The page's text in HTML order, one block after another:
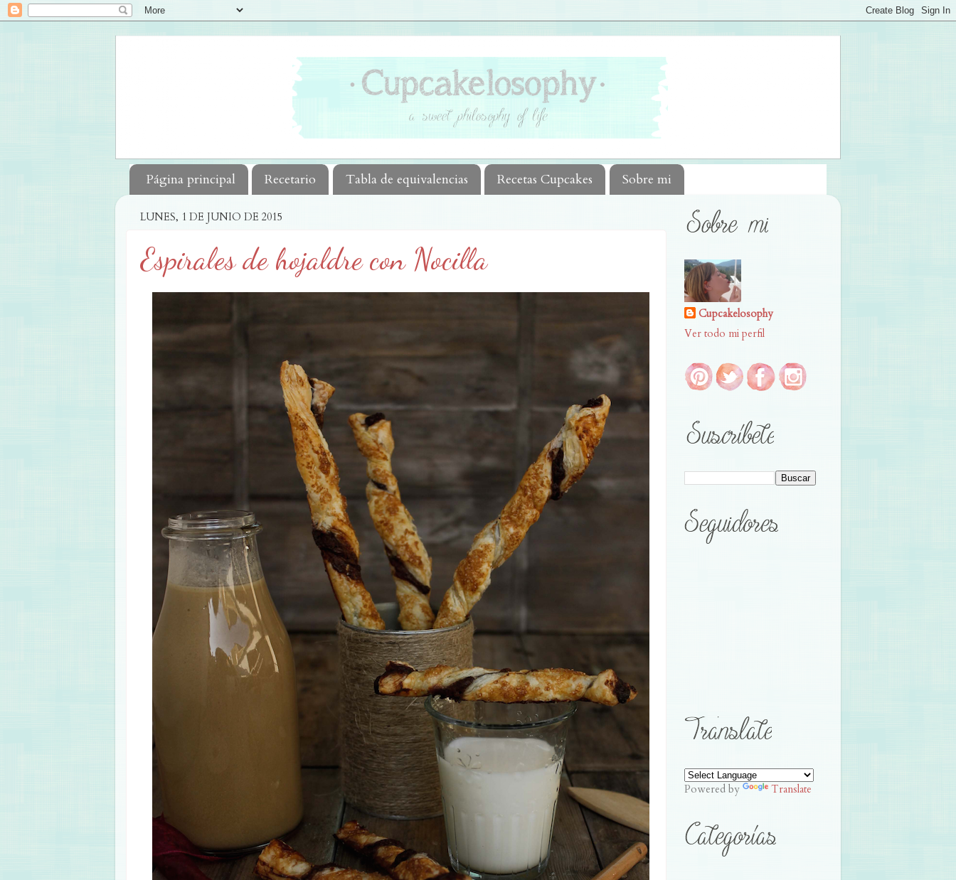
Página principal Recetario Tabla de equivalencias Recetas Cupcakes Sobre mi
LUNES, 1 DE JUNIO DE 2015
Espirales de hojaldre con Nocilla
Cupcakelosophy
Ver todo mi perfil
Powered by Translate